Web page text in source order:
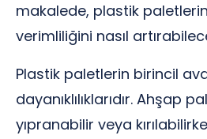
makalede, plastik
verimliliğini nasıl
Plastik paletlerin birincil
dayanıklılıklarıdır. Ahşap
yıpranabilir veya